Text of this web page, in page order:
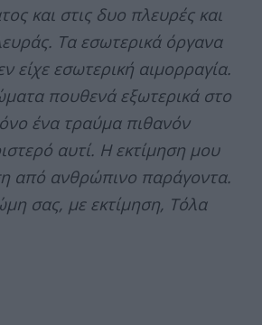
και στις δυο πλευρές και
Τα εσωτερικά όργανα
είχε εσωτερική αιμορραγία.
πουθενά εξωτερικά στο
ένα τραύμα πιθανόν
αυτί. Η εκτίμηση μου
από ανθρώπινο παράγοντα.
σας, με εκτίμηση, Τόλα